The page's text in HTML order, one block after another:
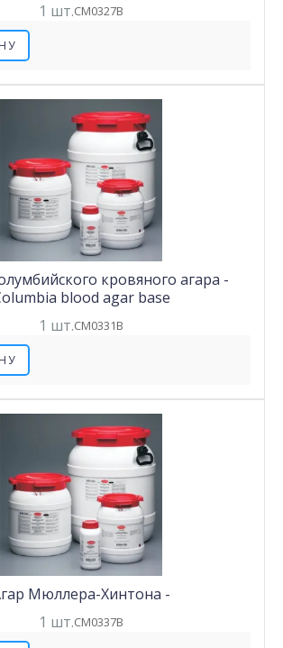
1 шт.CM0327B
кровяного агара -
blood agar base
1 шт.CM0331B
Мюллера-Хинтона -
1 шт.CM0337B